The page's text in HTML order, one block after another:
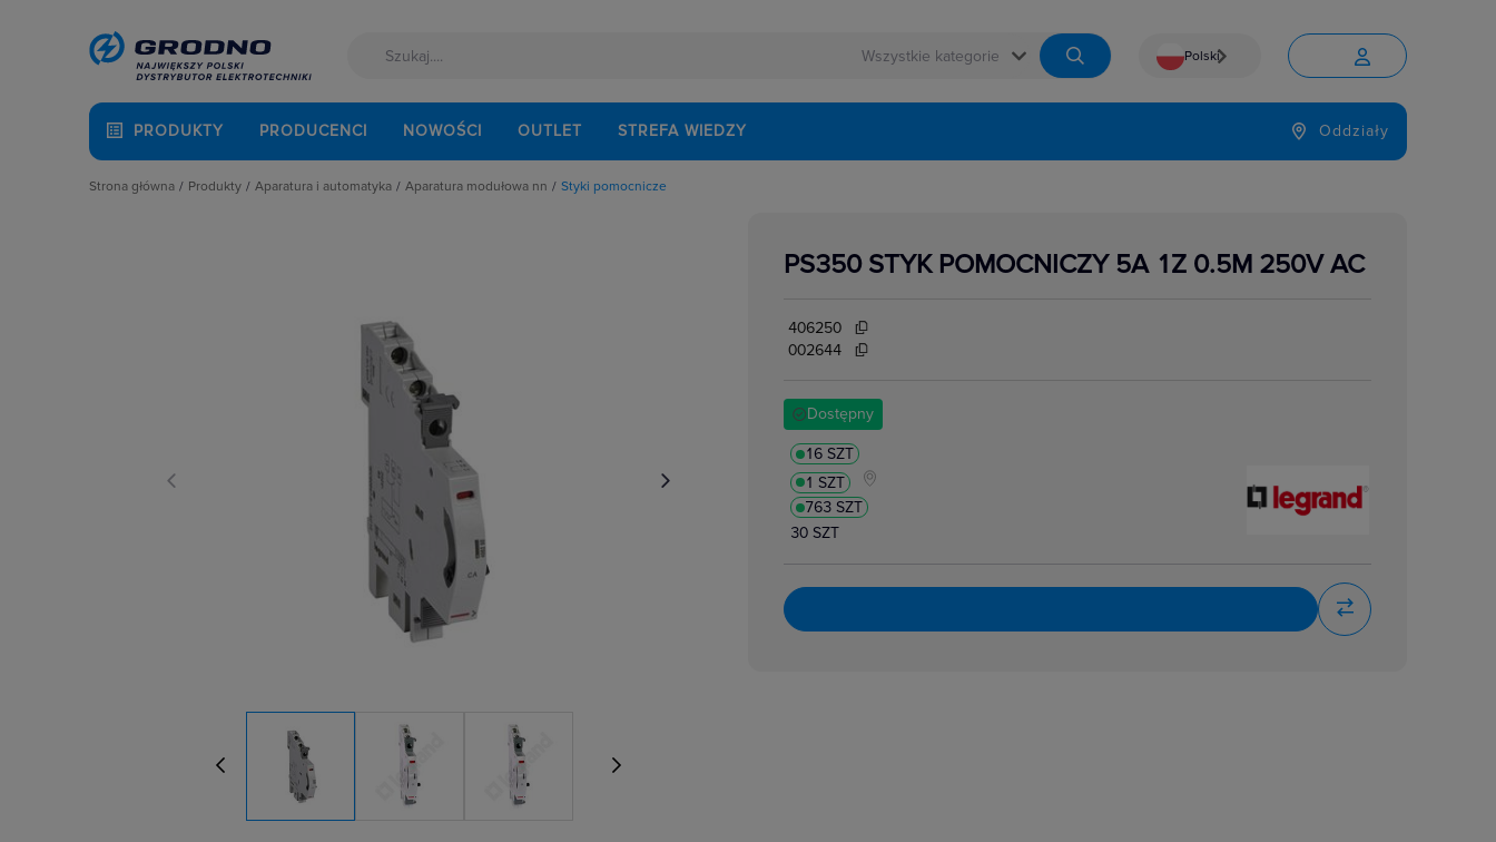
 Polski
Język

PRODUKTY PRODUCENCI NOWOŚCI OUTLET STREFA WIEDZY Oddziały
Strona główna
Produkty
Osprzęt siłowy, przenośny
Aparatura i automatyka
Automatyka przemysłowa
Czujniki i wyłączniki krańcowe
Elementy pasywne
Elementy sterowania i sygnalizacji
Optoelektronika
Rozłączniki i podstawy bezpiecznikowe
Sterownie i zabezpieczenie silników elektrycznych
Wyłączniki, rozłączniki
Aparatura modułowa nn
Regulatory temperatury
Rozłączniki bezpiecznikowe D0
Rozłączniki i przełączniki
Ściemniacze
Styczniki modułowe
Styki pomocnicze
Szyny łączeniowe widełkowe i sztyftowe
Transformatory dzwonkowe
Wkładki bezpiecznikowe cylindryczne
Wkładki bezpiecznikowe cylindryczne miniaturowe
Wyłączniki i bloki różnicowoprądowe
Wyłączniki nadmiarowoprądowe
Wyłączniki przeciwpożarowe
Wyłączniki różnicowoprądowe z członem nadprądowym
Wyłączniki selektywne
Styki pomocnicze
PS350 STYK POMOCNICZY 5A 1Z 0.5M 250V AC
406250
002644
Dostępny
16 SZT
1 SZT
763 SZT
30 SZT